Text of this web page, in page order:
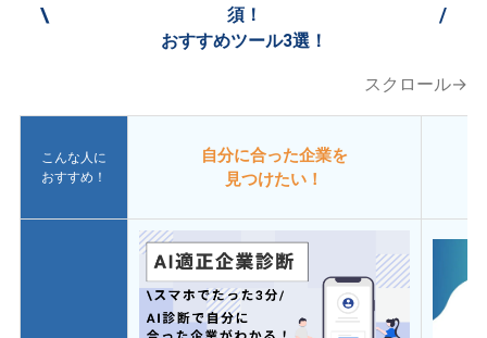
\
須！
おすすめツール3選！
/
スクロール→
こんな人に
おすすめ！
自分に合った企業を
見つけたい！